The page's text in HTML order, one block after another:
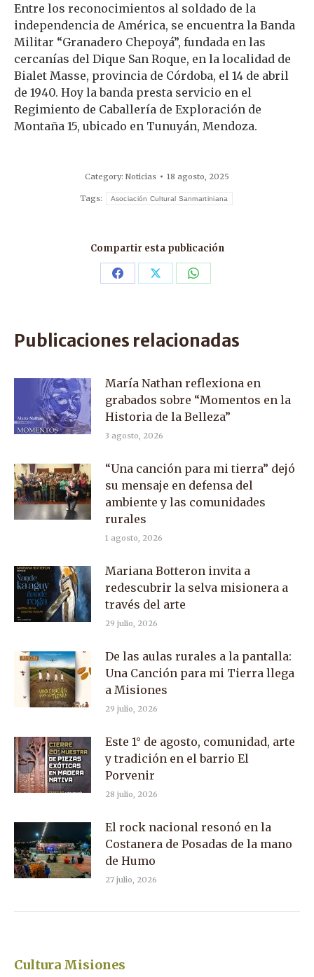
Entre los reconocimientos al soldado de la
independencia de América, se encuentra la Banda
Militar “Granadero Chepoyá”, fundada en las
cercanías del Dique San Roque, en la localidad de
Bialet Masse, provincia de Córdoba, el 14 de abril
de 1940. Hoy la banda presta servicio en el
Regimiento de Caballería de Exploración de
Montaña 15, ubicado en Tunuyán, Mendoza.
Category: Noticias 18 agosto, 2025
Tags: Asociación Cultural Sanmartiniana
Compartir esta publicación
Share Share Share
Publicaciones relacionadas
María Nathan reflexiona en
grabados sobre “Momentos en la
Historia de la Belleza”
3 agosto, 2026
“Una canción para mi tierra” dejó
su mensaje en defensa del
ambiente y las comunidades
rurales
1 agosto, 2026
Mariana Botteron invita a
redescubrir la selva misionera a
través del arte
29 julio, 2026
De las aulas rurales a la pantalla:
Una Canción para mi Tierra llega
a Misiones
29 julio, 2026
Este 1° de agosto, comunidad, arte
y tradición en el barrio El
Porvenir
28 julio, 2026
El rock nacional resonó en la
Costanera de Posadas de la mano
de Humo
27 julio, 2026
Cultura Misiones